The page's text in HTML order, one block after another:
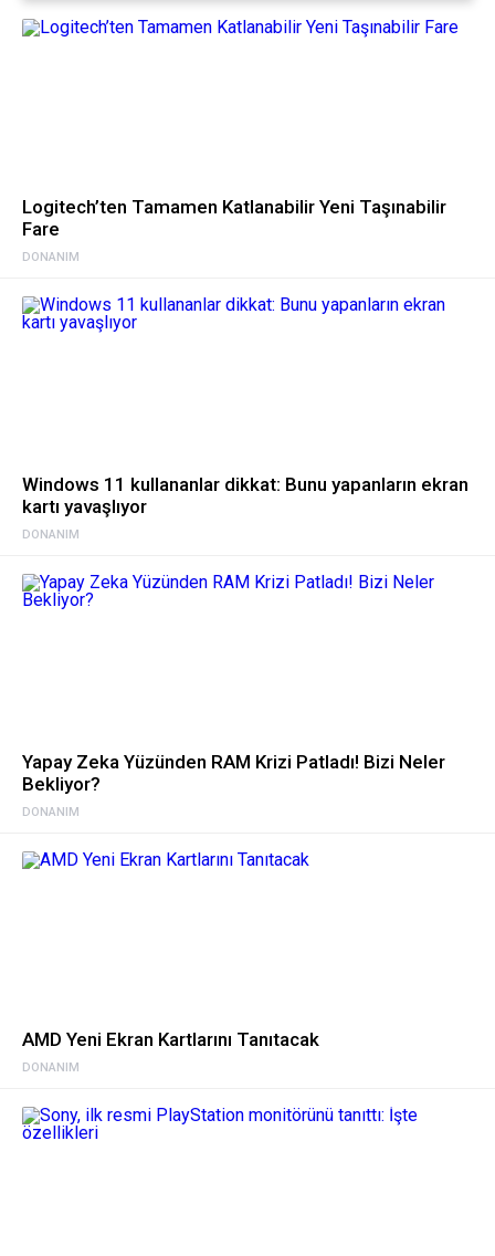
DONANIM
Logitech’ten Tamamen Katlanabilir Yeni Taşınabilir
Fare
DONANIM
Windows 11 kullananlar dikkat: Bunu yapanların ekran
kartı yavaşlıyor
DONANIM
Yapay Zeka Yüzünden RAM Krizi Patladı! Bizi Neler
Bekliyor?
DONANIM
AMD Yeni Ekran Kartlarını Tanıtacak